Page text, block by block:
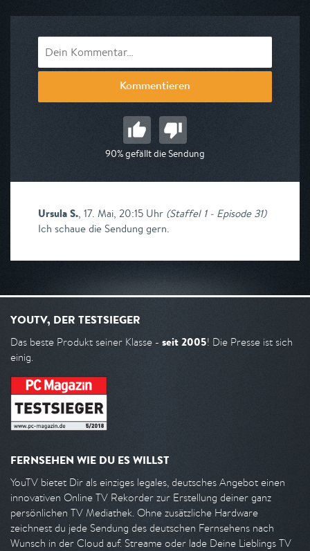
Kommentieren
90% gefällt die Sendung
Ursula S., 17. Mai, 20:15 Uhr (Staffel 1 - Episode 31)
Ich schaue die Sendung gern.
YOUTV, DER TESTSIEGER
Das beste Produkt seiner Klasse - seit 2005! Die Presse ist sich
einig.
FERNSEHEN WIE DU ES WILLST
YouTV bietet Dir als einziges legales, deutsches Angebot einen
innovativen Online TV Rekorder zur Erstellung deiner ganz
persönlichen TV Mediathek. Ohne zusätzliche Hardware
zeichnest du jede Sendung des deutschen Fernsehens nach
Wunsch in der Cloud auf. Streame oder lade Deine Lieblings TV